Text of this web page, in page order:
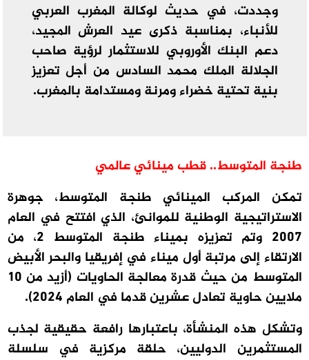
وجددت، في حديث لوكالة المغرب العربي
للأنباء، بمناسبة ذكرى عيد العرش المجيد،
دعم البنك الأوروبي للاستثمار لرؤية صاحب
الجلالة الملك محمد السادس من أجل تعزيز
بنية تحتية خضراء ومرنة ومستدامة بالمغرب.
طنجة المتوسط.. قطب مينائي عالمي
تمكن المركب المينائي طنجة المتوسط، جوهرة
الاستراتيجية الوطنية للموانئ، الذي افتتح في العام
2007 وتم تعزيزه بميناء طنجة المتوسط 2، من
الارتقاء إلى مرتبة أول ميناء في إفريقيا والبحر الأبيض
المتوسط من حيث قدرة معالجة الحاويات (أزيد من 10
ملايين حاوية تعادل عشرين قدما في العام 2024).
وتشكل هذه المنشأة، باعتبارها رافعة حقيقية لجذب
المستثمرين الدوليين، حلقة مركزية في سلسلة